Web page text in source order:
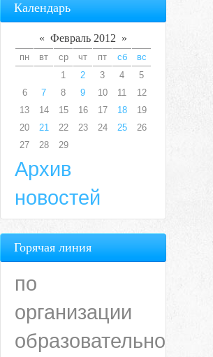
Календарь
« Февраль 2012 »
пн вт ср чт пт сб
вс
1
2 3 4
5
6
7 8 9 10 11
12
13
14 15 16 17 18
19
20
21 22 23 24 25
26
27
28 29
Архив
новостей
Горячая линия
по
организации
образовательного